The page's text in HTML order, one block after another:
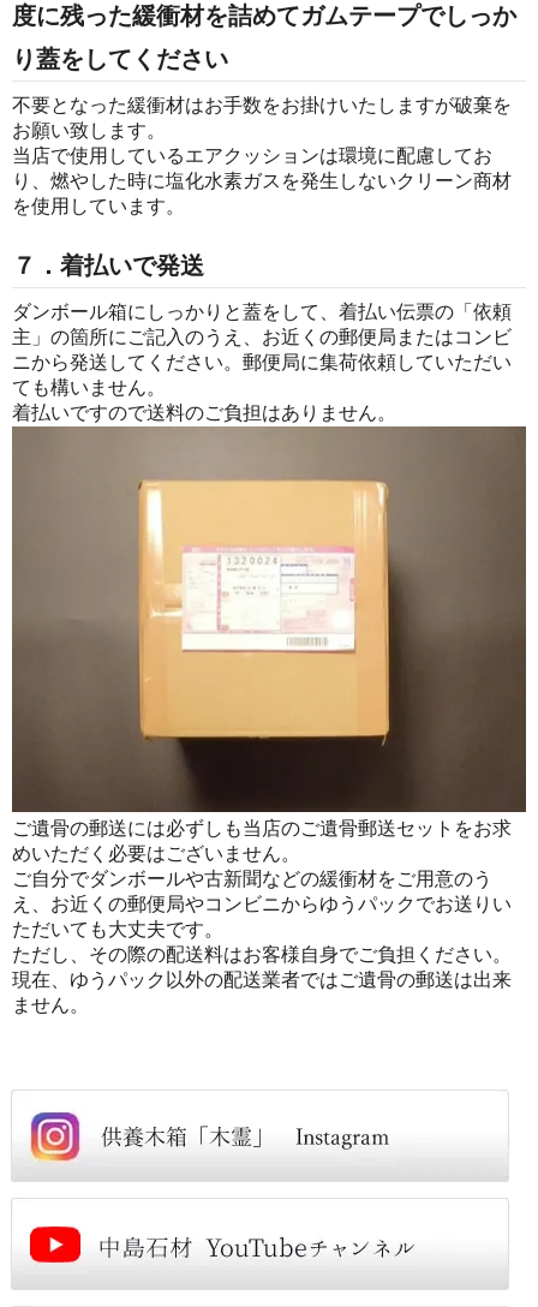
度に残った緩衝材を詰めてガムテープでしっか
り蓋をしてください
不要となった緩衝材はお手数をお掛けいたしますが破棄を
お願い致します。
当店で使用しているエアクッションは環境に配慮してお
り、燃やした時に塩化水素ガスを発生しないクリーン商材
を使用しています。
７．着払いで発送
ダンボール箱にしっかりと蓋をして、着払い伝票の「依頼
主」の箇所にご記入のうえ、お近くの郵便局またはコンビ
ニから発送してください。郵便局に集荷依頼していただい
ても構いません。
着払いですので送料のご負担はありません。
ご遺骨の郵送には必ずしも当店のご遺骨郵送セットをお求
めいただく必要はございません。
ご自分でダンボールや古新聞などの緩衝材をご用意のう
え、お近くの郵便局やコンビニからゆうパックでお送りい
ただいても大丈夫です。
ただし、その際の配送料はお客様自身でご負担ください。
現在、ゆうパック以外の配送業者ではご遺骨の郵送は出来
ません。